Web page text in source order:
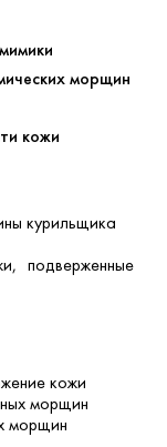
морщин
кожи
курильщика
подверженные
кожи
морщин
морщин